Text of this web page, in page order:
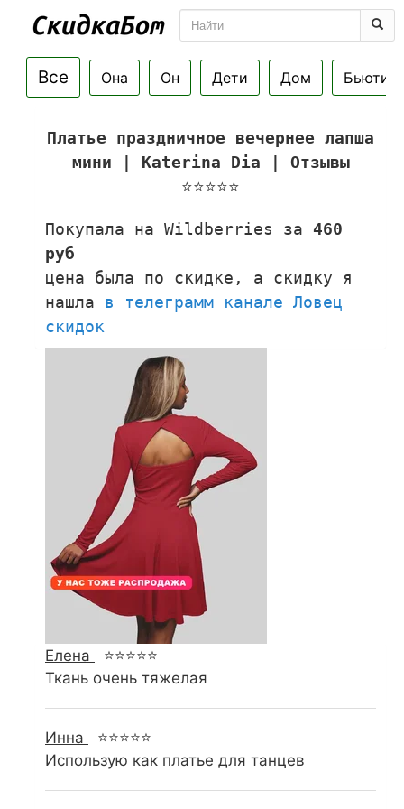
Все Она Он Дети Дом Бьюти
Платье праздничное вечернее лапша
мини | Katerina Dia | Отзывы
⭐⭐⭐⭐⭐
Покупала на Wildberries за 460
руб
цена была по скидке, а скидку я
нашла в телеграмм канале Ловец
скидок
Елена
⭐⭐⭐⭐⭐
Ткань очень тяжелая
Инна
⭐⭐⭐⭐⭐
Использую как платье для танцев